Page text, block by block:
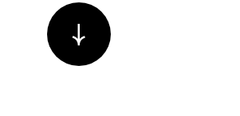
Voir plus/moins